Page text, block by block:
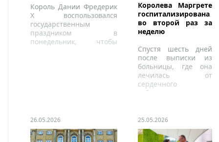
Король Дании Фредерик
X воспользовался
государственным
праздником в
понедельник, чтобы
Королева Маргрете
госпитализирована
во второй раз за
неделю
Спустя шесть дней
после выписки из
больницы, где она
лечилась от
сердечного
заболевания,
вернулась в
Ригсхоспитал в
Копенгагене.
26.05.2026 25.05.2026